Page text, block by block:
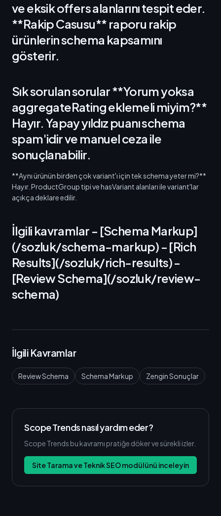
ve eksik offers alanlarını tespit eder.
**Rakip Casusu** raporu rakip
ürünlerin schema kapsamını
gösterir.
Sık sorulan sorular **Yorum yoksa
aggregateRating eklemeli miyim?**
Hayır. Yapay yıldız puanı schema
spam'idir ve manuel ceza ile
sonuçlanabilir.
**Aynı ürünün birden çok variant'ı için tek schema yeter mi?**
Hayır. ProductGroup tipi ve hasVariant alanları ile variant'lar
açıkça deklare edilir.
İlgili kavramlar - [Schema Markup]
(/sozluk/schema-markup) - [Rich
Results](/sozluk/rich-results) -
[Review Schema](/sozluk/review-
schema)
İlgili Kavramlar
Review Schema Schema Markup Zengin Sonuçlar
Scope Trends nasıl yardım eder?
Scope Trends bu kavramı pratiğe döker ve sürekli izler.
Site Tarama ve Teknik SEO modülünü inceleyin